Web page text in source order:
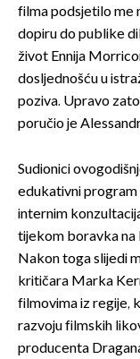
filma podsjetilo me
dopiru do publike
život Ennija
dosljednošću u
poziva. Upravo
poručio je
Sudionici
edukativni
internim
tijekom boravka na
Nakon toga slijedi
kritičara Marka
filmovima iz regije,
razvoju filmskih
producenta